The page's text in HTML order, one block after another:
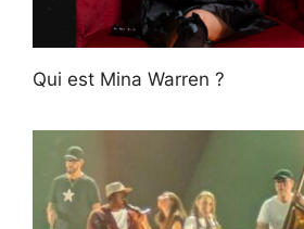
Qui est Mina Warren ?